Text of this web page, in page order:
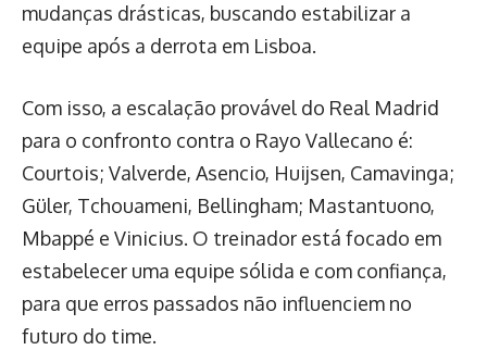
mudanças drásticas, buscando estabilizar a
equipe após a derrota em Lisboa.
Com isso, a escalação provável do Real Madrid
para o confronto contra o Rayo Vallecano é:
Courtois; Valverde, Asencio, Huijsen, Camavinga;
Güler, Tchouameni, Bellingham; Mastantuono,
Mbappé e Vinicius. O treinador está focado em
estabelecer uma equipe sólida e com confiança,
para que erros passados não influenciem no
futuro do time.